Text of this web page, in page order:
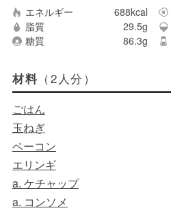
エネルギー 688kcal
脂質
29.5g
糖質
86.3g
材料 （2人分）
ごはん
玉ねぎ
ベーコン
エリンギ
a. ケチャップ
a. コンソメ